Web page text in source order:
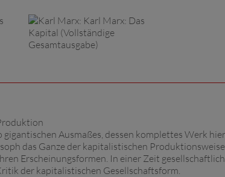
Ausmaßes, dessen komplettes Werk
das Ganze der kapitalistischen
Erscheinungsformen. In einer Zeit
der kapitalistischen Gesellschaftsform.